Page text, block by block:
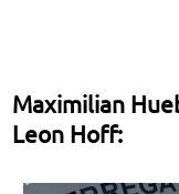
Maximilian
Leon Hoff: